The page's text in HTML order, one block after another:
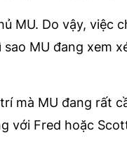
MU. Do vậy, việc
MU đang xem
mà MU đang rất
với Fred hoặc